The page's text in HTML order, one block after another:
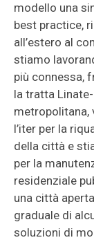
modello una
best practice,
all’estero al
stiamo
più connessa,
la tratta
metropolitana,
l’iter per la
della città e
per la
residenziale
una città
graduale di
soluzioni di